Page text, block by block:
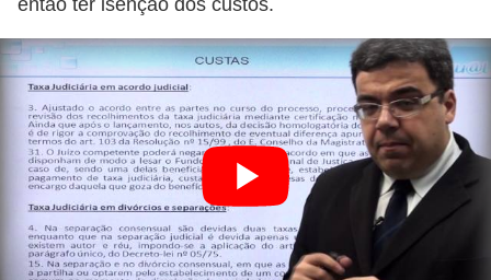
então ter isenção dos custos.
o
s
e
f
i
n
a
n